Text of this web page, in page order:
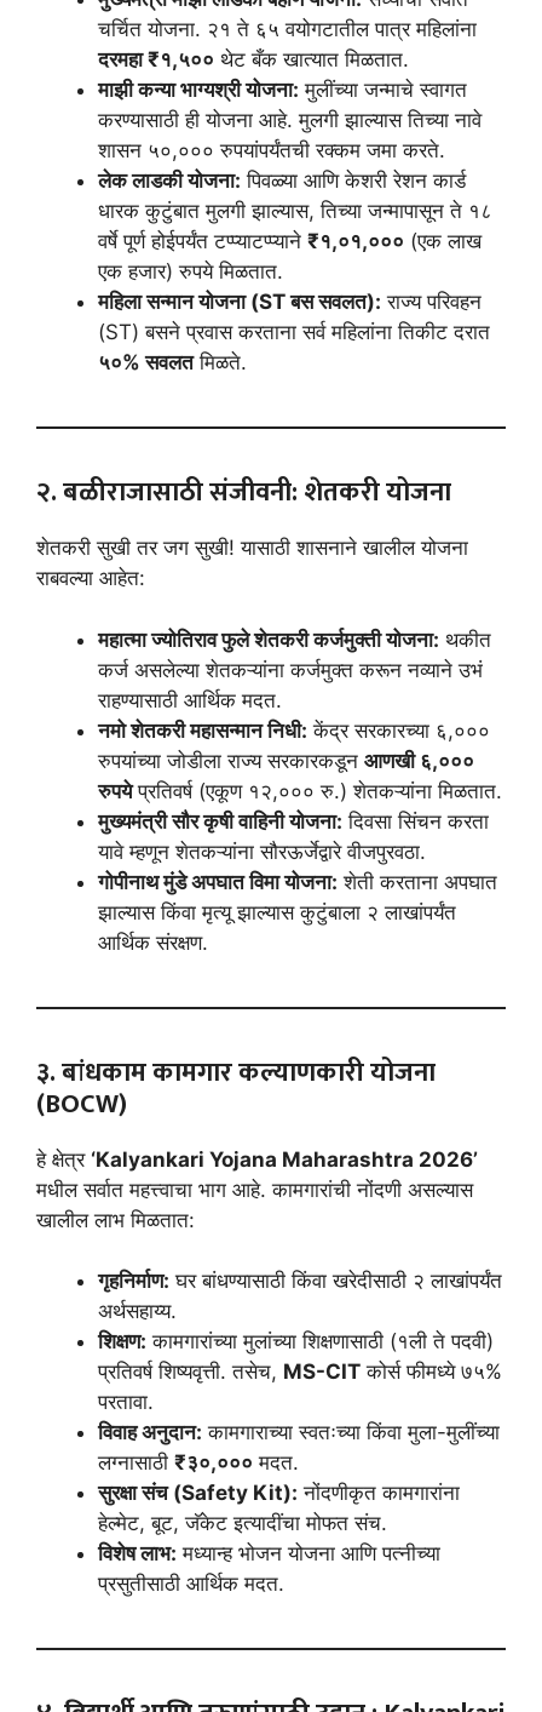
चर्चित योजना. २१ ते ६५ वयोगटातील पात्र महिलांना
दरमहा ₹१,५०० थेट बँक खात्यात मिळतात.
माझी कन्या भाग्यश्री योजना: मुलींच्या जन्माचे स्वागत
करण्यासाठी ही योजना आहे. मुलगी झाल्यास तिच्या नावे
शासन ५०,००० रुपयांपर्यंतची रक्कम जमा करते.
लेक लाडकी योजना: पिवळ्या आणि केशरी रेशन कार्ड
धारक कुटुंबात मुलगी झाल्यास, तिच्या जन्मापासून ते १८
वर्षे पूर्ण होईपर्यंत टप्प्याटप्प्याने ₹१,०१,००० (एक लाख
एक हजार) रुपये मिळतात.
महिला सन्मान योजना (ST बस सवलत): राज्य परिवहन
(ST) बसने प्रवास करताना सर्व महिलांना तिकीट दरात
५०% सवलतमिळते.
२. बळीराजासाठी संजीवनी: शेतकरी योजना
शेतकरी सुखी तर जग सुखी! यासाठी शासनाने खालील योजना
राबवल्या आहेत:
महात्मा ज्योतिराव फुले शेतकरी कर्जमुक्ती योजना: थकीत
कर्ज असलेल्या शेतकऱ्यांना कर्जमुक्त करून नव्याने उभं
राहण्यासाठी आर्थिक मदत.
नमो शेतकरी महासन्मान निधी: केंद्र सरकारच्या ६,०००
रुपयांच्या जोडीला राज्य सरकारकडून आणखी ६,०००
रुपयेप्रतिवर्ष (एकूण १२,००० रु.) शेतकऱ्यांना मिळतात.
मुख्यमंत्री सौर कृषी वाहिनी योजना: दिवसा सिंचन करता
यावे म्हणून शेतकऱ्यांना सौरऊर्जेद्वारे वीजपुरवठा.
गोपीनाथ मुंडे अपघात विमा योजना: शेती करताना अपघात
झाल्यास किंवा मृत्यू झाल्यास कुटुंबाला २ लाखांपर्यंत
आर्थिक संरक्षण.
३. बांधकाम कामगार कल्याणकारी योजना
(BOCW)
हे क्षेत्र ‘Kalyankari Yojana Maharashtra 2026’
मधील सर्वात महत्त्वाचा भाग आहे. कामगारांची नोंदणी असल्यास
खालील लाभ मिळतात:
गृहनिर्माण: घर बांधण्यासाठी किंवा खरेदीसाठी २ लाखांपर्यंत
अर्थसहाय्य.
शिक्षण: कामगारांच्या मुलांच्या शिक्षणासाठी (१ली ते पदवी)
प्रतिवर्ष शिष्यवृत्ती. तसेच, MS-CIT कोर्स फीमध्ये ७५%
परतावा.
विवाह अनुदान: कामगाराच्या स्वतःच्या किंवा मुला-मुलींच्या
लग्नासाठी ₹३०,००० मदत.
सुरक्षा संच (Safety Kit): नोंदणीकृत कामगारांना
हेल्मेट, बूट, जॅकेट इत्यादींचा मोफत संच.
विशेष लाभ: मध्यान्ह भोजन योजना आणि पत्नीच्या
प्रसुतीसाठी आर्थिक मदत.